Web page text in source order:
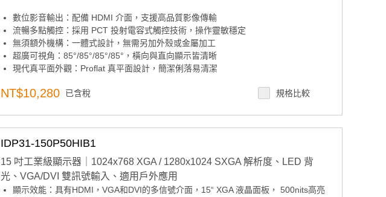
數位影音輸出：配備 HDMI 介面，支援高品質影像傳輸
流暢多點觸控：採用 PCT 投射電容式觸控技術，操作靈敏穩定
無須額外機構：一體式設計，無需另加外殼或金屬加工
超廣可視角：85°/85°/85°/85°，橫向與直向顯示皆清晰
現代真平面外觀：Proflat 真平面設計，簡潔俐落易清潔
清晰顯示面板：7 吋 800x480 高亮度500nits LCD，搭配多點觸控
NT$10,280 已含稅 規格比較
IDP31-150P50HIB1
15 吋工業級顯示器｜1024x768 XGA / 1280x1024 SXGA 解析度、LED 背
光、VGA/DVI 雙訊號輸入、適用戶外應用
顯示效能：具有HDMI，VGA和DVI的多信號介面，15“ XGA 液晶面板， 500nits高亮